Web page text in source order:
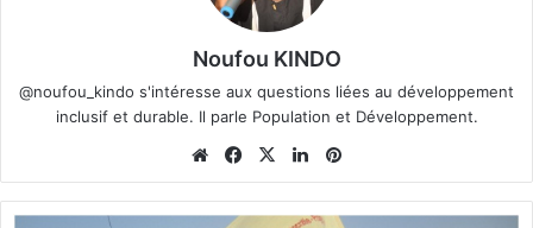
Noufou KINDO
@noufou_kindo s'intéresse aux questions liées au développement
inclusif et durable. Il parle Population et Développement.
We
bsi
te
Fa
ce
bo
X
Lin
ke
din
ter
est